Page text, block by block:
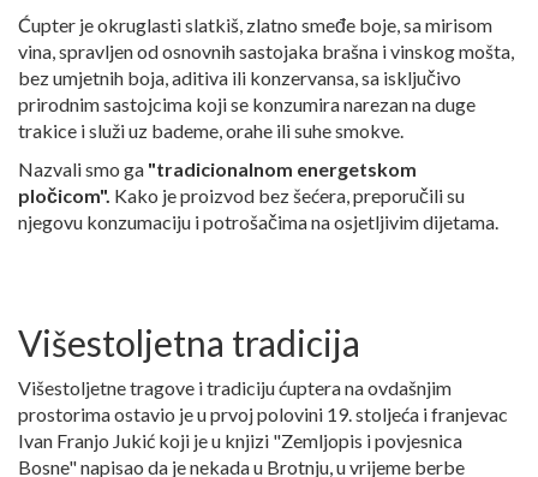
Ćupter je okruglasti slatkiš, zlatno smeđe boje, sa mirisom
vina, spravljen od osnovnih sastojaka brašna i vinskog mošta,
bez umjetnih boja, aditiva ili konzervansa, sa isključivo
prirodnim sastojcima koji se konzumira narezan na duge
trakice i služi uz bademe, orahe ili suhe smokve.
Nazvali smo ga "tradicionalnom energetskom
pločicom". Kako je proizvod bez šećera, preporučili su
njegovu konzumaciju i potrošačima na osjetljivim dijetama.
Višestoljetna tradicija
Višestoljetne tragove i tradiciju ćuptera na ovdašnjim
prostorima ostavio je u prvoj polovini 19. stoljeća i franjevac
Ivan Franjo Jukić koji je u knjizi "Zemljopis i povjesnica
Bosne" napisao da je nekada u Brotnju, u vrijeme berbe